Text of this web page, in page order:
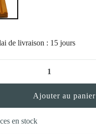
de livraison : 15 jours
Ajouter au panier
en stock